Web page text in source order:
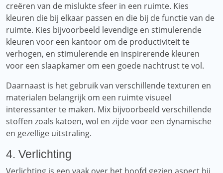
creëren van de mislukte sfeer in een ruimte. Kies
kleuren die bij elkaar passen en die bij de functie van de
ruimte. Kies bijvoorbeeld levendige en stimulerende
kleuren voor een kantoor om de productiviteit te
verhogen, en stimulerende en inspirerende kleuren
voor een slaapkamer om een ​​goede nachtrust te vol.
Daarnaast is het gebruik van verschillende texturen en
materialen belangrijk om een ​​ruimte visueel
interessanter te maken. Mix bijvoorbeeld verschillende
stoffen zoals katoen, wol en zijde voor een dynamische
en gezellige uitstraling.
4. Verlichting